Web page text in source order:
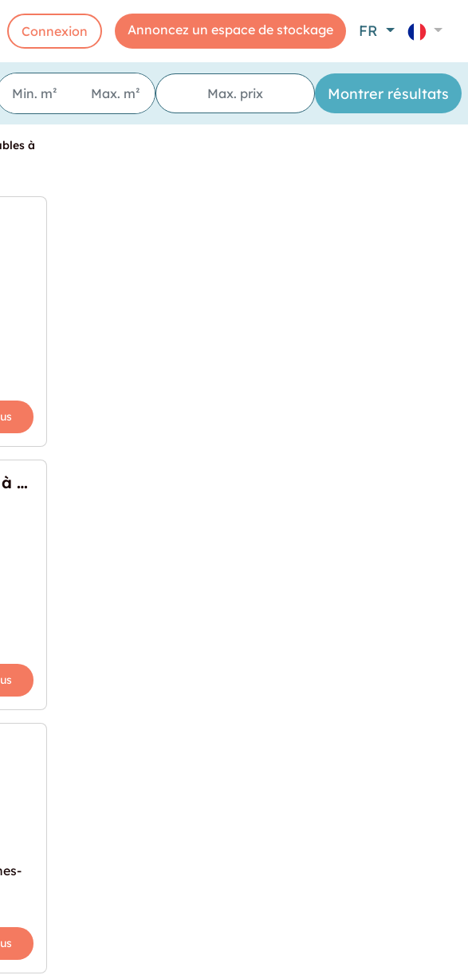
Connexion Annoncez un espace de stockage FR
à
location à Saint-Laurent-du-Var"
Espace de stockage en location à Saint-Laurent-du-Var
sur-Mer"